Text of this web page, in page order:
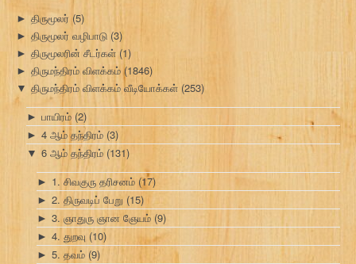
► திருமூலர் (5)
► திருமூலர் வழிபாடு (3)
► திருமூலரின் சீடர்கள் (1)
► திருமந்திரம் விளக்கம்(1846)
▼ திருமந்திரம் விளக்கம் வீடியோக்கள் (253)
► பாயிரம் (2)
► 4 ஆம் தந்திரம் (3)
▼ 6 ஆம் தந்திரம் (131)
► 1. சிவகுரு தரிசனம் (17)
► 2. திருவடிப் பேறு (15)
► 3. ஞாதுரு ஞான ஞேயம் (9)
► 4. துறவு (10)
► 5. தவம் (9)